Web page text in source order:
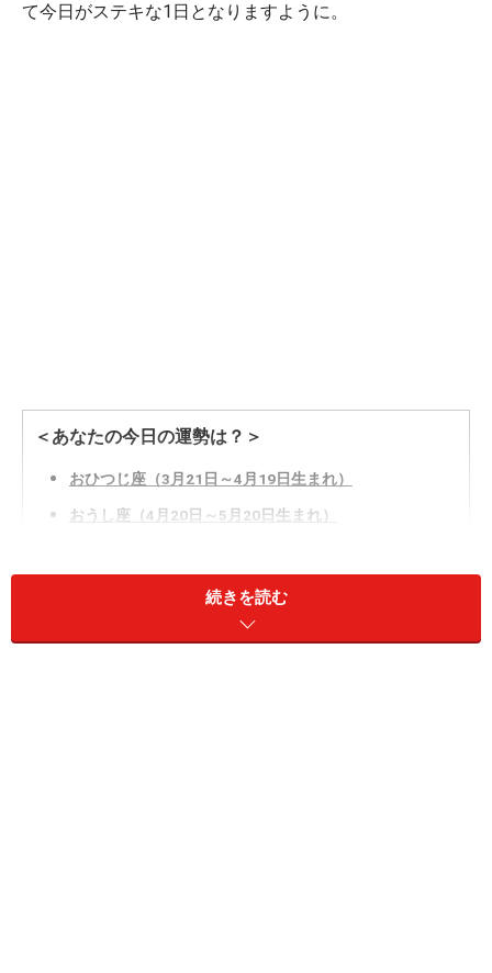
て今日がステキな1日となりますように。
＜あなたの今日の運勢は？＞
おひつじ座（3月21日～4月19日生まれ）
おうし座（4月20日～5月20日生まれ）
かに座（6月22日～7月22日生まれ）
しし座（7月23日～8月22日生まれ）
続きを読む